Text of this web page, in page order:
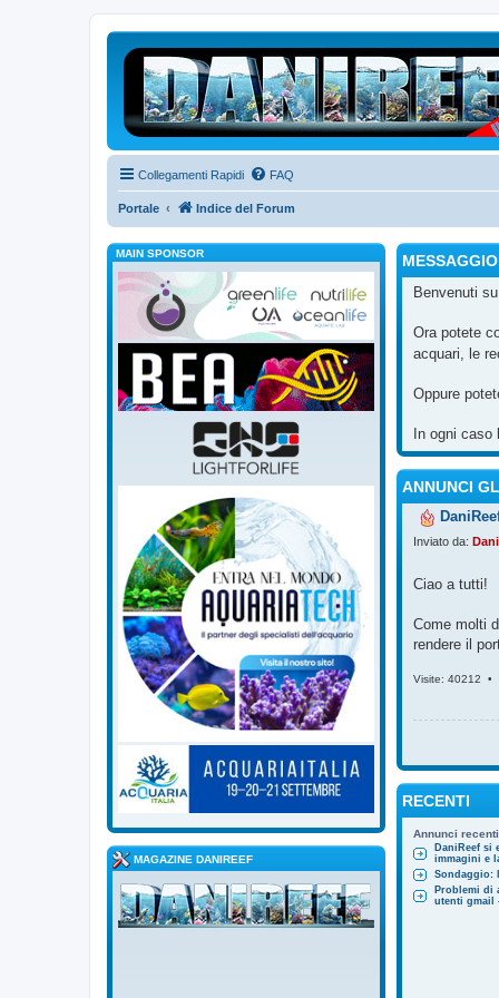
Collegamenti Rapidi FAQ
Portale Indice del Forum
Benvenuti su
Ora potete
acquari, le
Oppure
In ogni caso
ANNUNCI
Inviato da:
Ciao a tutti!
Come molti
rendere il
Visite: 40212 •
RECENTI
Annunci recenti
DaniReef si
immagini e
Sondaggio:
Problemi di
utenti gmail
MAIN SPONSOR
MAGAZINE DANIREEF